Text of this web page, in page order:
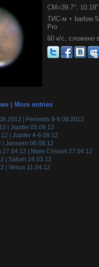
CM=39.7°, 10.19"
ТИС-м + barlow
Pro
60 к/с, сложено
| More entries
| Perseids 8-9.08.2012
| Jupiter 05.09.12
| Jupiter 4-6.08.12
| Janssen 06.08.12
27.04.12 | Mare Crisium 27.04.12
| Saturn 24.03.12
| Venus 11.04.12